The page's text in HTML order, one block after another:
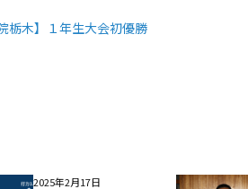
栃木】１年生大会初優勝
2025年2月17日